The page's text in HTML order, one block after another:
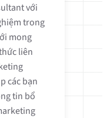
với
trong
mong
liên
các bạn
tin bổ